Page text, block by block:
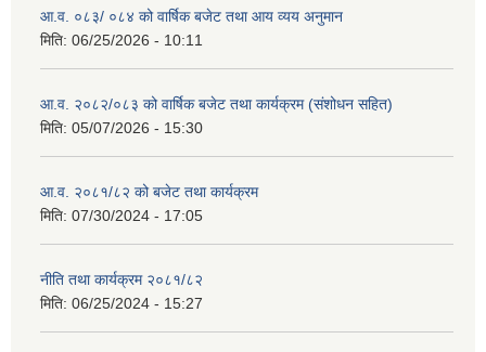
आ.व. ०८३/ ०८४ को वार्षिक बजेट तथा आय व्यय अनुमान
मिति: 06/25/2026 - 10:11
आ.व. २०८२/०८३ को वार्षिक बजेट तथा कार्यक्रम (संशोधन सहित)
मिति: 05/07/2026 - 15:30
आ.व. २०८१/८२ को बजेट तथा कार्यक्रम
मिति: 07/30/2024 - 17:05
नीति तथा कार्यक्रम २०८१/८२
मिति: 06/25/2024 - 15:27